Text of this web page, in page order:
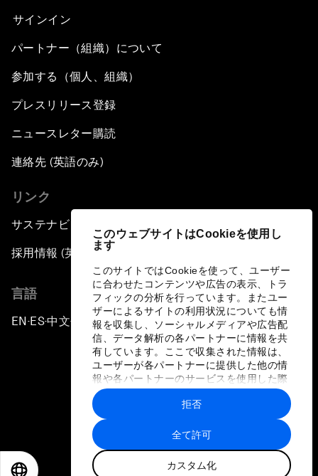
このウェブサイトはCookieを使用し
ます
このサイトではCookieを使って、ユーザー
に合わせたコンテンツや広告の表示、トラ
フィックの分析を行っています。またユー
ザーによるサイトの利用状況についても情
報を収集し、ソーシャルメディアや広告配
信、データ解析の各パートナーに情報を共
有しています。ここで収集された情報は、
ユーザーが各パートナーに提供した他の情
報や各パートナーのサービスを使用した際
に収集された情報と組み合わされ、各パー
トナーによって使用されることがありま
す。
全て許可
カスタム化
拒否
サインイン
パートナー（組織）について
参加する（個人、組織）
プレスリリース登録
ニュースレター購読
連絡先 (英語のみ)
リンク
サステナビリティへの取り組み
採用情報 (英語のみ)
言語
EN ▪ES▪中文▪ 日本語
プライバシーポリシーと利用規約
サイトマップ
©
世界経済フォーラム